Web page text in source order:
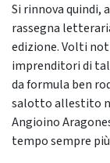
Si rinnova quindi,
rassegna
edizione. Volti
imprenditori di
da formula ben
salotto allestito
Angioino
tempo sempre